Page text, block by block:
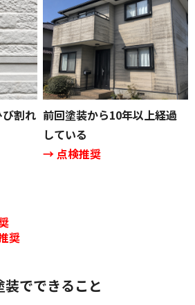
割れ 前回塗装から10年以上経過
している
→ 点検推奨
奨
装でできること